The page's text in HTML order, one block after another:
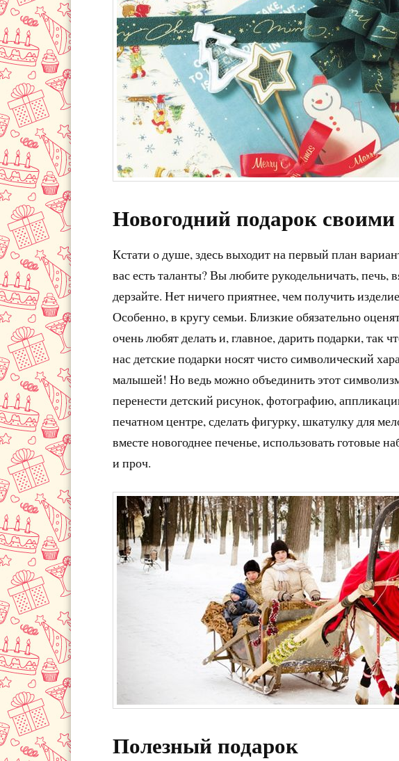
Новогодний подарок
Кстати о душе, здесь выходит на первый план
вас есть таланты? Вы любите рукодельничать, печь,
дерзайте. Нет ничего приятнее, чем получить
Особенно, в кругу семьи. Близкие обязательно
очень любят делать и, главное, дарить подарки, так
нас детские подарки носят чисто символический
малышей! Но ведь можно объединить этот
перенести детский рисунок, фотографию,
печатном центре, сделать фигурку, шкатулку для
вместе новогоднее печенье, использовать готовые
и проч.
Полезный подарок